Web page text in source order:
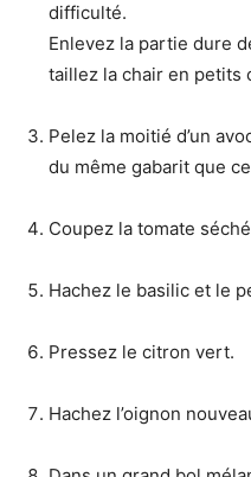
difficulté.
Enlevez la partie dure
taillez la chair en petits
Pelez la moitié d’un
du même gabarit que
Coupez la tomate
Hachez le basilic et le
Pressez le citron vert.
Hachez l’oignon